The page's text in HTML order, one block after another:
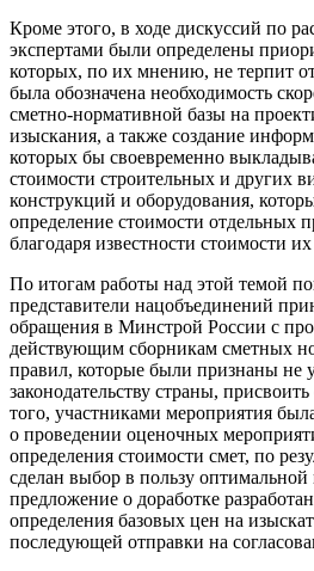
Кроме этого, в ходе дискуссий по
экспертами были определены
которых, по их мнению, не терпит
была обозначена необходимость
сметно-нормативной базы на
изыскания, а также создание
которых бы своевременно
стоимости строительных и других
конструкций и оборудования,
определение стоимости отдельных
благодаря известности стоимости
По итогам работы над этой темой
представители нацобъединений
обращения в Минстрой России с
действующим сборникам сметных
правил, которые были признаны не
законодательству страны,
того, участниками мероприятия
о проведении оценочных
определения стоимости смет, по
сделан выбор в пользу
предложение о доработке
определения базовых цен на
последующей отправки на